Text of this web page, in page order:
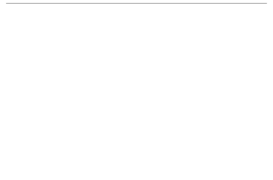
Работодателям